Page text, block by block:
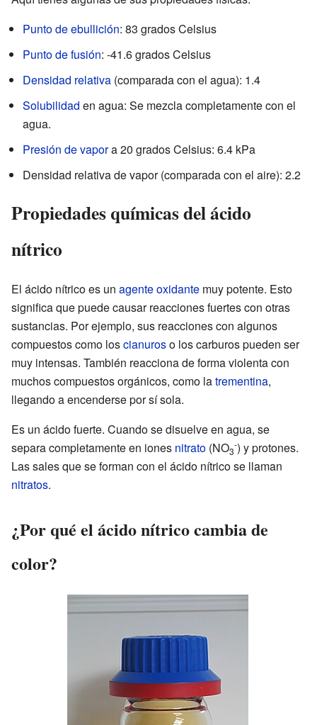
Punto de ebullición: 83 grados Celsius
Punto de fusión: -41.6 grados Celsius
Densidad relativa (comparada con el agua): 1.4
Solubilidad en agua: Se mezcla completamente con el
agua.
Presión de vapora 20 grados Celsius: 6.4 kPa
Densidad relativa de vapor (comparada con el aire): 2.2
Propiedades químicas del ácido
nítrico
El ácido nítrico es un agente oxidante muy potente. Esto
significa que puede causar reacciones fuertes con otras
sustancias. Por ejemplo, sus reacciones con algunos
compuestos como loscianuroso los carburos pueden ser
muy intensas. También reacciona de forma violenta con
muchos compuestos orgánicos, como latrementina,
llegando a encenderse por sí sola.
Es un ácido fuerte. Cuando se disuelve en agua, se
separa completamente en iones nitrato (NO3
-) y protones.
Las sales que se forman con el ácido nítrico se llaman
nitratos.
¿Por qué el ácido nítrico cambia de
color?